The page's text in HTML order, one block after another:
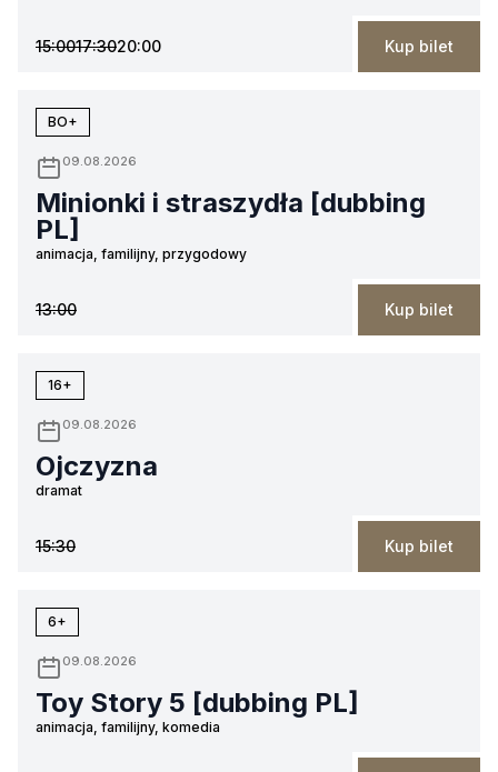
15:0017:3020:00 Kup bilet
BO+
09.08.2026
Minionki i straszydła [dubbing
PL]
animacja, familijny, przygodowy
13:00 Kup bilet
16+
09.08.2026
Ojczyzna
dramat
15:30 Kup bilet
6+
09.08.2026
Toy Story 5 [dubbing PL]
animacja, familijny, komedia